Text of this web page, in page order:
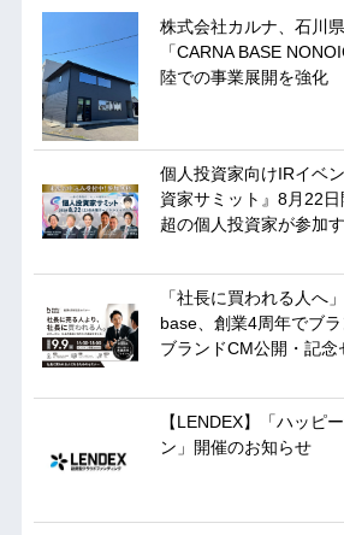
株式会社カルナ、石川県
「CARNA BASE
陸での事業展開を強化
個人投資家向けIRイベ
資家サミット』8月22
超の個人投資家が参加
「社長に買われる人へ
base、創業4周年でブ
ブランドCM公開・記念
【LENDEX】「ハッピ
ン」開催のお知らせ